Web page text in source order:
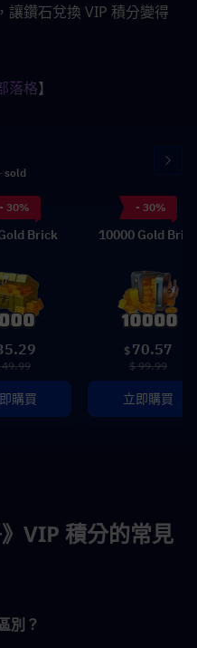
讓鑽石兌換 VIP 積分變得
落格】
sold
- 30%
Brick
49.99
購買
- 30%
10000 Gold Brick
$ 70.57
$ 99.99
立即購買
VIP 積分的常見
別？